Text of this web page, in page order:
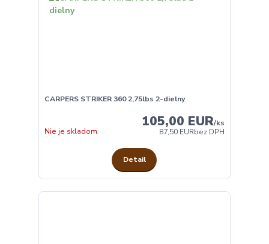
CARPERS STRIKER 360 2,75lbs 2-dielny
105,00 EUR/ks
87,50 EURbez DPH
Nie je skladom
Detail